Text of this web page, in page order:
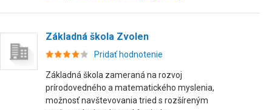
Základná škola Zvolen
Pridať hodnotenie
Základná škola zameraná na rozvoj
prírodovedného a matematického myslenia,
možnosť navštevovania tried s rozšíreným